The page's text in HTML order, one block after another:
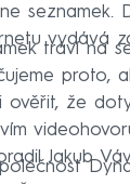
seznamek.
vydává
tráví na
proto,
ověřit, že
Jakub